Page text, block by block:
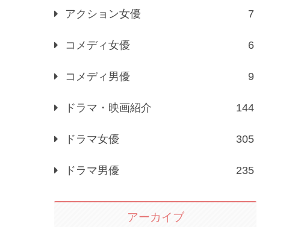
アクション女優 7
コメディ女優 6
コメディ男優 9
ドラマ・映画紹介 144
ドラマ女優 305
ドラマ男優 235
アーカイブ